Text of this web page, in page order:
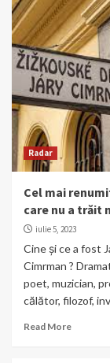
Radar
Cel mai
care nu a trăit
iulie 5, 2023
Cine și ce a fost
Cimrman ?
poet, muzician,
călător, filozof,
Read More